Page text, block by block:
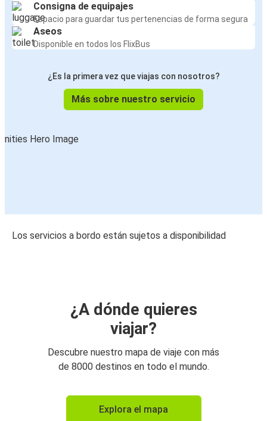
Consigna de equipajes
Espacio para guardar tus pertenencias de forma segura
Aseos
Disponible en todos los FlixBus
¿Es la primera vez que viajas con nosotros?
Más sobre nuestro servicio
Los servicios a bordo están sujetos a disponibilidad
¿A dónde quieres
viajar?
Descubre nuestro mapa de viaje con más
de 8000 destinos en todo el mundo.
Explora el mapa